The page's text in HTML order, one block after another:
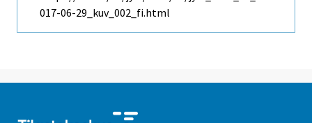
017-06-29_kuv_002_fi.html